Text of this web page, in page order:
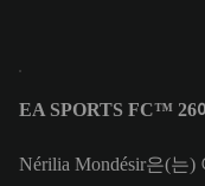
EA SPORTS FC™ 26
Nérilia Mondésir은(는